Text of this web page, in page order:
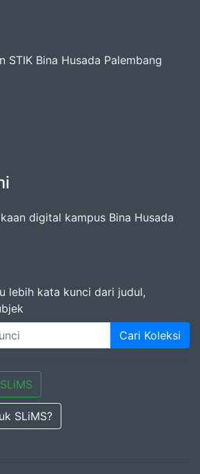
STIK Bina Husada Palembang
digital kampus Bina Husada
lebih kata kunci dari judul,
Cari Koleksi
SLiMS?